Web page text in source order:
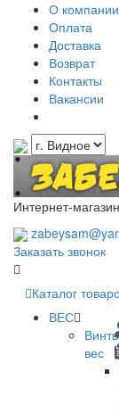
О компании
Оплата
Доставка
Возврат
Контакты
Вакансии
Интернет-
Заказать звонок
Каталог
ВЕС
вес